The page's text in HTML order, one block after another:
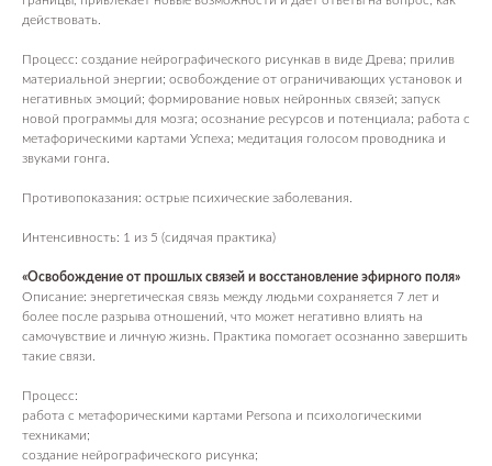
действовать.
Процесс: создание нейрографического рисункав в виде Древа; прилив
материальной энергии; освобождение от ограничивающих установок и
негативных эмоций; формирование новых нейронных связей; запуск
новой программы для мозга; осознание ресурсов и потенциала; работа с
метафорическими картами Успеха; медитация голосом проводника и
звуками гонга.
Противопоказания: острые психические заболевания.
Интенсивность: 1 из 5 (сидячая практика)
«Освобождение от прошлых связей и восстановление эфирного поля»
Описание: энергетическая связь между людьми сохраняется 7 лет и
более после разрыва отношений, что может негативно влиять на
самочувствие и личную жизнь. Практика помогает осознанно завершить
такие связи.
Процесс:
работа с метафорическими картами Persona и психологическими
техниками;
создание нейрографического рисунка;
ПОСЕТИТЕЛЯМ
Пространство
Сотрудничество
Продукция
Вакансии
ПОКУПАТЕЛЯМ
Оплата, доставка, возврат
Публичная оферта
О нас пишут